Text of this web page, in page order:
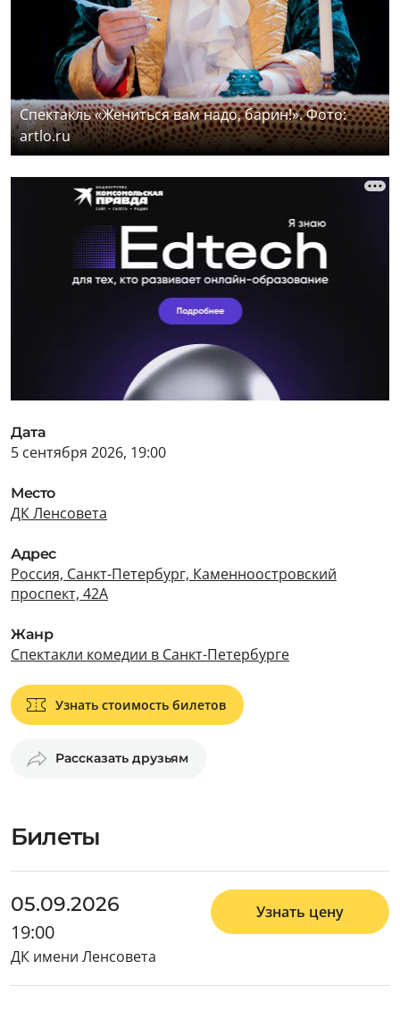
Спектакль «Жениться вам надо, барин!». Фото:
artlo.ru
Дата
5 сентября 2026, 19:00
Место
ДК Ленсовета
Адрес
Россия, Санкт-Петербург, Каменноостровский
проспект, 42А
Жанр
Спектакли комедии в Санкт-Петербурге
Узнать стоимость билетов
Рассказать друзьям
Билеты
05.09.2026
19:00
ДК имени Ленсовета
Узнать цену